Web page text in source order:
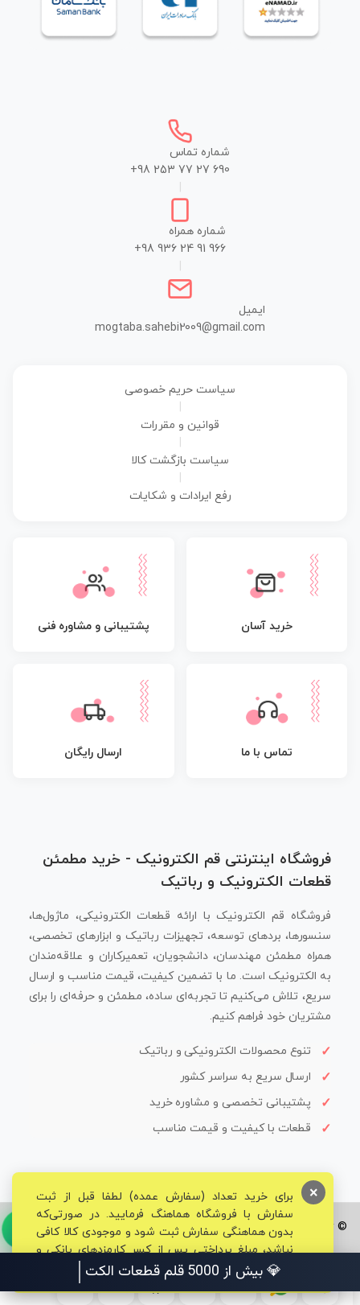
شماره تماس
+98 253 77 27 690
شماره همراه
+98 936 24 91 966
ایمیل
mogtaba.sahebi2009@gmail.com
سیاست حریم خصوصی
قوانین و مقررات
سیاست بازگشت کالا
رفع ایرادات و شکایات
خرید آسان پشتیبانی و مشاوره فنی
تماس با ما ارسال رایگان
فروشگاه اینترنتی قم الکترونیک - خرید مطمئن
قطعات الکترونیک و رباتیک
فروشگاه قم الکترونیک با ارائه قطعات الکترونیکی، ماژول‌ها،
سنسورها، بردهای توسعه، تجهیزات رباتیک و ابزارهای تخصصی،
همراه مطمئن مهندسان، دانشجویان، تعمیرکاران و علاقه‌مندان
به الکترونیک است. ما با تضمین کیفیت، قیمت مناسب و ارسال
سریع، تلاش می‌کنیم تا تجربه‌ای ساده، مطمئن و حرفه‌ای را برای
مشتریان خود فراهم کنیم.
تنوع محصولات الکترونیکی و رباتیک
ارسال سریع به سراسر کشور
پشتیبانی تخصصی و مشاوره خرید
قطعات با کیفیت و قیمت مناسب
© تمامی حقوق برای فروشگاه تخصصی قم الکترونیک محفوظ می‌باشد.
برای خرید تعداد (سفارش عمده) لطفا قبل از ثبت
سفارش با فروشگاه هماهنگ فرمایید. در صورتی‌که
بدون هماهنگی سفارش ثبت شود و موجودی کالا کافی
نباشد، مبلغ پرداختی پس از کسر کارمزدهای بانکی و
مالیاتی به حساب شما بازگشت داده خواهد شد.
×
💎 بیش از 5000 ق